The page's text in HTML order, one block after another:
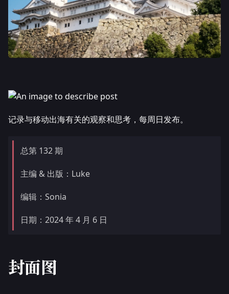
记录与移动出海有关的观察和思考，每周日发布。
总第 132 期
主编 & 出版：Luke
编辑：Sonia
日期：2024 年 4 月 6 日
封面图